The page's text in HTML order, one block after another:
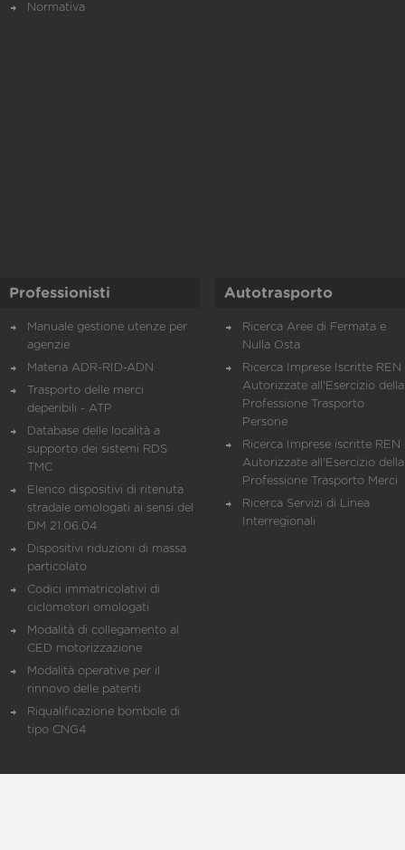
Normativa
Professionisti
Manuale gestione utenze per
agenzie
Materia ADR-RID-ADN
Trasporto delle merci
deperibili - ATP
Database delle località a
supporto dei sistemi RDS
TMC
Elenco dispositivi di ritenuta
stradale omologati ai sensi del
DM 21.06.04
Dispositivi riduzioni di massa
particolato
Codici immatricolativi di
ciclomotori omologati
Modalità di collegamento al
CED motorizzazione
Modalità operative per il
rinnovo delle patenti
Riqualificazione bombole di
tipo CNG4
Autotrasporto
Ricerca Aree di Fermata e
Nulla Osta
Ricerca Imprese Iscritte REN
Autorizzate all'Esercizio della
Professione Trasporto
Persone
Ricerca Imprese iscritte REN
Autorizzate all'Esercizio della
Professione Trasporto Merci
Ricerca Servizi di Linea
Interregionali